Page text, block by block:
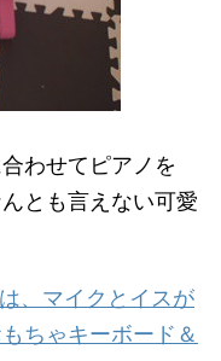
わせてピアノを
とも言えない可愛
、マイクとイスが
ちゃキーボード＆